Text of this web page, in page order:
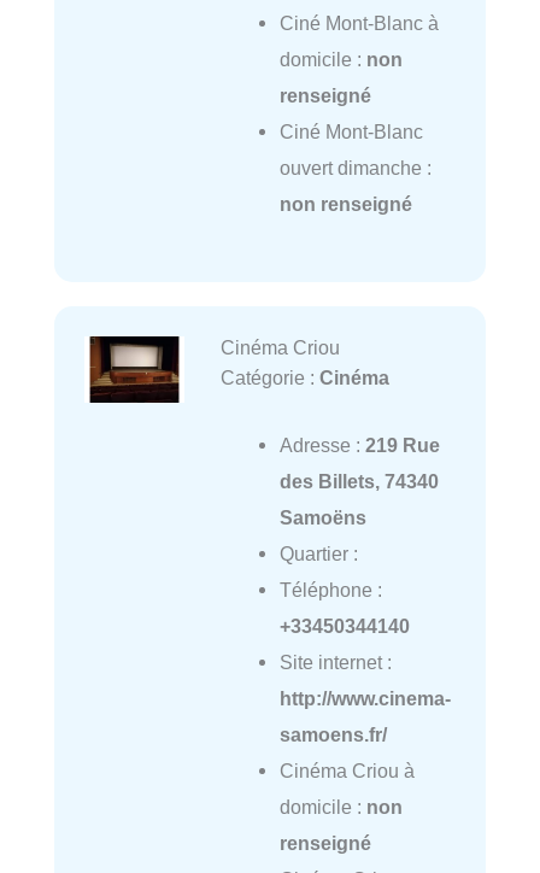
Ciné Mont-Blanc à
domicile : non
renseigné
Ciné Mont-Blanc
ouvert dimanche :
non renseigné
Cinéma Criou
Catégorie : Cinéma
Adresse : 219 Rue
des Billets, 74340
Samoëns
Quartier :
Téléphone :
+33450344140
Site internet :
http://www.cinema-
samoens.fr/
Cinéma Criou à
domicile : non
renseigné